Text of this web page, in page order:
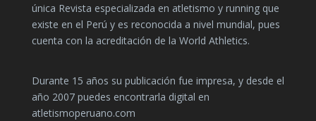
única Revista especializada en atletismo y running que
existe en el Perú y es reconocida a nivel mundial, pues
cuenta con la acreditación de la World Athletics.
Durante 15 años su publicación fue impresa, y desde el
año 2007 puedes encontrarla digital en
atletismoperuano.com